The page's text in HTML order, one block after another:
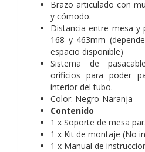
Brazo articulado con
y cómodo.
Distancia entre mesa y
168 y 463mm
espacio disponible)
Sistema de
orificios para poder
interior del tubo.
Color: Negro-Naranja
Contenido
1 x Soporte de mesa
1 x Kit de montaje (No
1 x Manual de